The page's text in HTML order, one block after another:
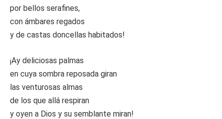
por bellos serafines,
con ámbares regados
y de castas doncellas habitados!
¡Ay deliciosas palmas
en cuya sombra reposada giran
las venturosas almas
de los que allá respiran
y oyen a Dios y su semblante miran!